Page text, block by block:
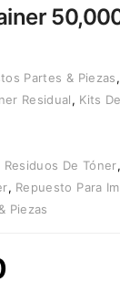
Partes & Piezas,
Residual, Kits
Residuos De Tóner,
, Repuesto Para
Piezas